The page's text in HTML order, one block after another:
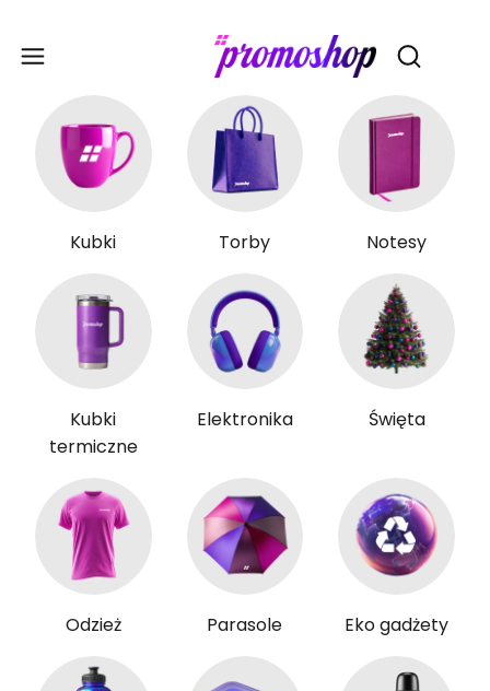
Otwórz
Kubki Torby Notesy
Kubki
termiczne
Elektronika Święta
Odzież Parasole Eko gadżety